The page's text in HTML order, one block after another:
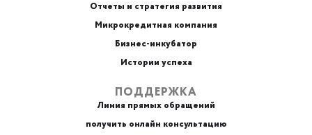
Отчеты и стратегия развития
Микрокредитная компания
Бизнес-инкубатор
Истории успеха
ПОДДЕРЖКА
Линия прямых обращений
получить онлайн консультацию